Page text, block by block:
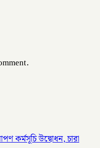
কর্মসূচি উদ্বোধন, চারা